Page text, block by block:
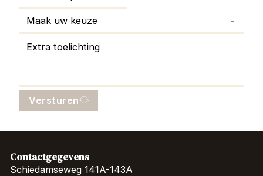
Versturen
Contactgegevens
Schiedamseweg 141A-143A